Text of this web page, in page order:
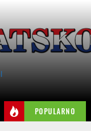
POPULARNO